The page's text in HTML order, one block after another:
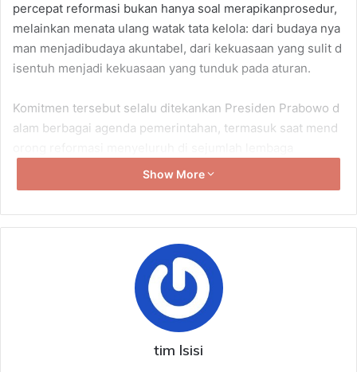
percepat reformasi bukan hanya soal merapikanprosedur,
melainkan menata ulang watak tata kelola: dari budaya nya
man menjadibudaya akuntabel, dari kekuasaan yang sulit d
isentuh menjadi kekuasaan yang tunduk pada aturan.
Komitmen tersebut selalu ditekankan Presiden Prabowo d
alam berbagai agenda pemerintahan, termasuk saat mend
strategis negara. Pemerintah memandang reformasi bukan
sekadar perubahan administratif, melainkan langkah besar
akuntabel, dan berorientasi pada kepentingan rakyat. Di
tengah tantangan global yang terus berkembang,
pemerintah ingin memastikan seluruh lembaga negara
mampu bekerja lebih adaptif, efisien, dan memiliki
koordinasi yang kuat dalam mendukung agenda
Show More
tim lsisi